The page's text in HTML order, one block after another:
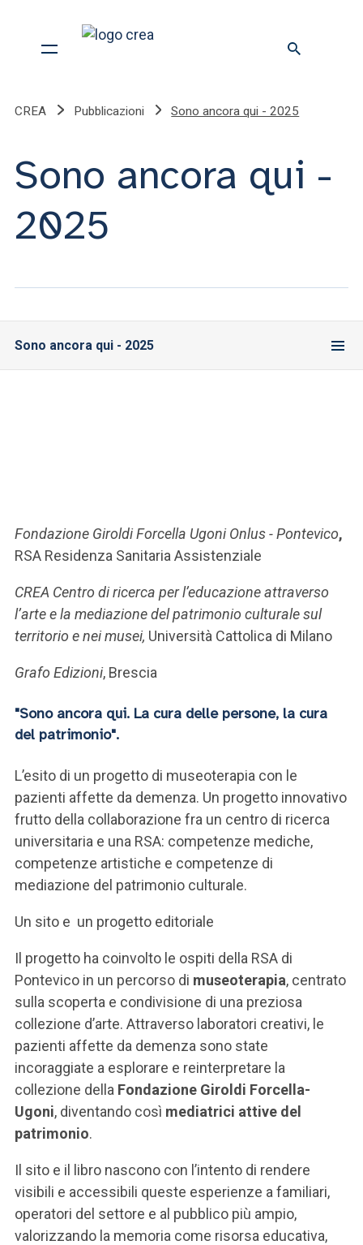
CREA Pubblicazioni Sono ancora qui - 2025
Sono ancora qui -
2025
Sono ancora qui - 2025
Fondazione Giroldi Forcella Ugoni Onlus - Pontevico,
RSA Residenza Sanitaria Assistenziale
CREA Centro di ricerca per l’educazione attraverso
l’arte e la mediazione del patrimonio culturale sul
territorio e nei musei, Università Cattolica di Milano
Grafo Edizioni, Brescia
"Sono ancora qui. La cura delle persone, la cura
del patrimonio".
L’esito di un progetto di museoterapia con le
pazienti affette da demenza. Un progetto innovativo
frutto della collaborazione fra un centro di ricerca
universitaria e una RSA: competenze mediche,
competenze artistiche e competenze di
mediazione del patrimonio culturale.
Un sito e un progetto editoriale
Il progetto ha coinvolto le ospiti della RSA di
Pontevico in un percorso di museoterapia, centrato
sulla scoperta e condivisione di una preziosa
collezione d’arte. Attraverso laboratori creativi, le
pazienti affette da demenza sono state
incoraggiate a esplorare e reinterpretare la
collezione della Fondazione Giroldi Forcella-
Ugoni, diventando così mediatrici attive del
patrimonio.
Il sito e il libro nascono con l’intento di rendere
visibili e accessibili queste esperienze a familiari,
operatori del settore e al pubblico più ampio,
valorizzando la memoria come risorsa educativa,